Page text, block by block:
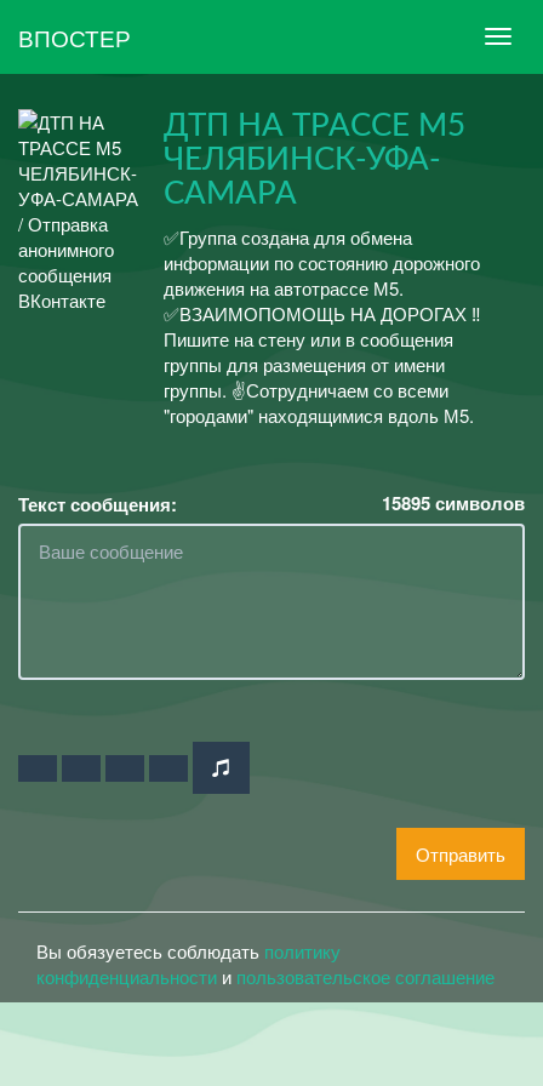
ВПОСТЕР
ДТП НА ТРАССЕ М5
ЧЕЛЯБИНСК-УФА-
САМАРА
✅Группа создана для обмена
информации по состоянию дорожного
движения на автотрассе М5.
✅ВЗАИМОПОМОЩЬ НА ДОРОГАХ ‼️
Пишите на стену или в сообщения
группы для размещения от имени
группы. ✌️Сотрудничаем со всеми
"городами" находящимися вдоль М5.
Текст сообщения: 15895символов
Отправить
Вы обязуетесь соблюдать политику
конфиденциальности и пользовательское соглашение